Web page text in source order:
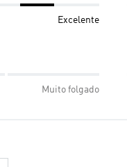
Excelente
Muito folgado